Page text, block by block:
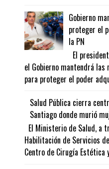
Gobierno
proteger el
la PN
El
el Gobierno mantendrá
para proteger el poder
Salud Pública cierra
Santiago donde murió
El Ministerio de Salud, a
Habilitación de Servicios
Centro de Cirugía Estética